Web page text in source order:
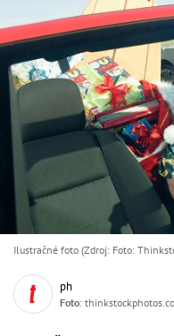
Ilustračné foto (Zdroj: Foto:
ph
Foto: